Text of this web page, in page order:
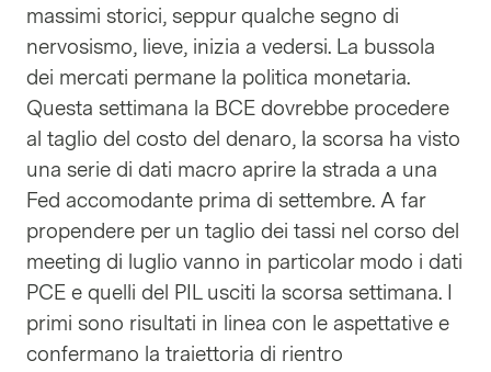
massimi storici, seppur qualche segno di
nervosismo, lieve, inizia a vedersi. La bussola
dei mercati permane la politica monetaria.
Questa settimana la BCE dovrebbe procedere
al taglio del costo del denaro, la scorsa ha visto
una serie di dati macro aprire la strada a una
Fed accomodante prima di settembre. A far
propendere per un taglio dei tassi nel corso del
meeting di luglio vanno in particolar modo i dati
PCE e quelli del PIL usciti la scorsa settimana. I
primi sono risultati in linea con le aspettative e
confermano la traiettoria di rientro